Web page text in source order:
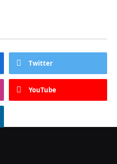
Twitter
YouTube